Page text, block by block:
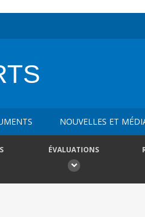
NOUVELLES ET
ÉVALUATIONS